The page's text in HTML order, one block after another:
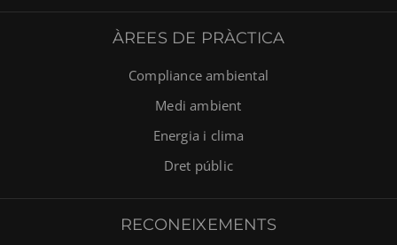
ÀREES DE PRÀCTICA
Compliance ambiental
Medi ambient
Energia i clima
Dret públic
RECONEIXEMENTS